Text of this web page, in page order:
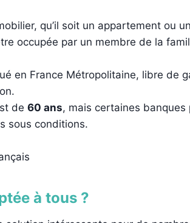
qu’il soit un appartement ou
occupée par un membre de la
en France Métropolitaine, libre de
de 60 ans, mais certaines banques
sous conditions.
à tous ?